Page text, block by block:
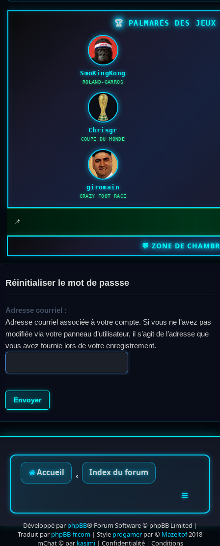
🏆 PALMARÉS DES
SmoKingKong
ROLAND-GARROS
Chrisgr
COUPE DU MONDE
giromain
CRAZY FOOT RACE
📌
💬 ZONE DE
Réinitialiser le mot de passse
Adresse courriel :
Adresse courriel associée à votre compte. Si vous ne l’avez pas
modifiée via votre panneau d’utilisateur, il s’agit de l’adresse que
vous avez fournie lors de votre enregistrement.
Accueil Index du forum
Développé parphpBB® Forum Software © phpBB Limited |
Traduit par phpBB-fr.com | Style progamerpar © Mazeltof2018
mChat © par kasimi| Confidentialité| Conditions